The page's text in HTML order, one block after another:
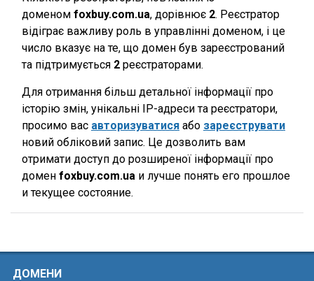
доменом foxbuy.com.ua, дорівнює 2. Реєстратор
відіграє важливу роль в управлінні доменом, і це
число вказує на те, що домен був зареєстрований
та підтримується 2 реєстраторами.
Для отримання більш детальної інформації про
історію змін, унікальні IP-адреси та реєстратори,
просимо вас авторизуватися або зареєструвати
новий обліковий запис. Це дозволить вам
отримати доступ до розширеної інформації про
домен foxbuy.com.ua и лучше понять его прошлое
и текущее состояние.
ДОМЕНИ